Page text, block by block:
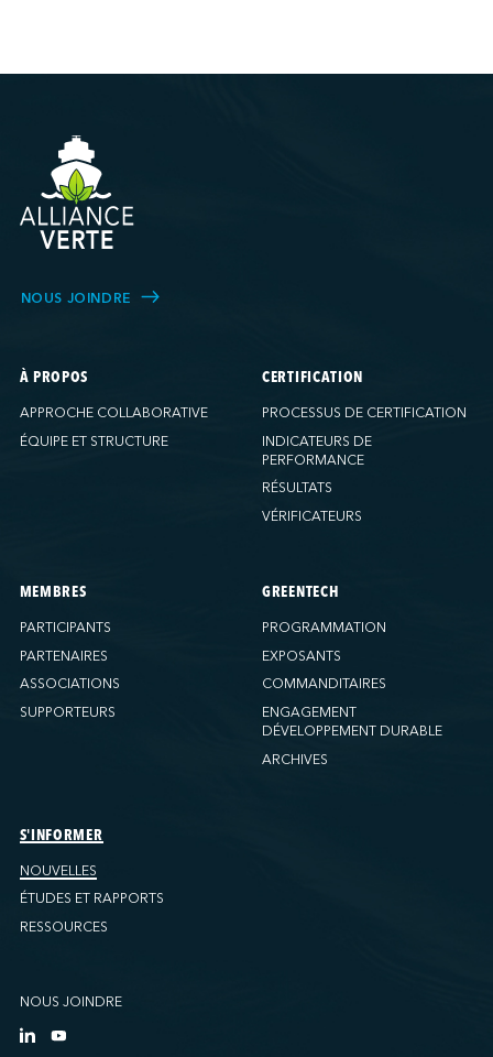
NOUS JOINDRE
À PROPOS
APPROCHE COLLABORATIVE
ÉQUIPE ET STRUCTURE
CERTIFICATION
PROCESSUS DE CERTIFICATION
INDICATEURS DE
PERFORMANCE
RÉSULTATS
VÉRIFICATEURS
MEMBRES
PARTICIPANTS
PARTENAIRES
ASSOCIATIONS
SUPPORTEURS
GREENTECH
PROGRAMMATION
EXPOSANTS
COMMANDITAIRES
ENGAGEMENT
DÉVELOPPEMENT DURABLE
ARCHIVES
S'INFORMER
NOUVELLES
ÉTUDES ET RAPPORTS
RESSOURCES
NOUS JOINDRE